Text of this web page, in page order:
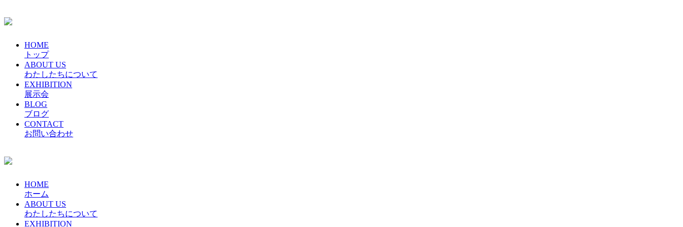
HOME
トップ
ABOUT US
わたしたちについて
EXHIBITION
展示会
BLOG
ブログ
CONTACT
お問い合わせ
HOME
ホーム
ABOUT US
わたしたちについて
EXHIBITION